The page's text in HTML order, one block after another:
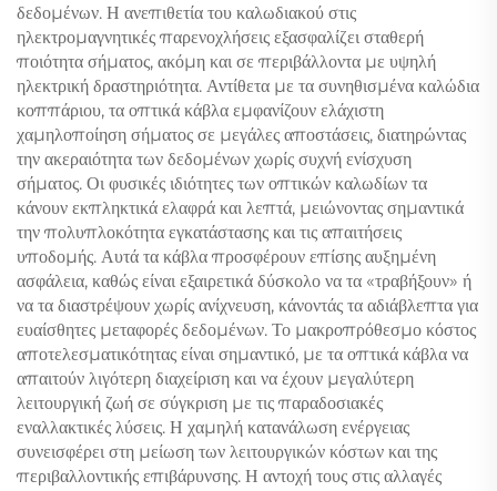
δεδομένων. Η ανεπιθετία του καλωδιακού στις
ηλεκτρομαγνητικές παρενοχλήσεις εξασφαλίζει σταθερή
ποιότητα σήματος, ακόμη και σε περιβάλλοντα με υψηλή
ηλεκτρική δραστηριότητα. Αντίθετα με τα συνηθισμένα καλώδια
κοππάριου, τα οπτικά κάβλα εμφανίζουν ελάχιστη
χαμηλοποίηση σήματος σε μεγάλες αποστάσεις, διατηρώντας
την ακεραιότητα των δεδομένων χωρίς συχνή ενίσχυση
σήματος. Οι φυσικές ιδιότητες των οπτικών καλωδίων τα
κάνουν εκπληκτικά ελαφρά και λεπτά, μειώνοντας σημαντικά
την πολυπλοκότητα εγκατάστασης και τις απαιτήσεις
υποδομής. Αυτά τα κάβλα προσφέρουν επίσης αυξημένη
ασφάλεια, καθώς είναι εξαιρετικά δύσκολο να τα «τραβήξουν» ή
να τα διαστρέψουν χωρίς ανίχνευση, κάνοντάς τα αδιάβλεπτα για
ευαίσθητες μεταφορές δεδομένων. Το μακροπρόθεσμο κόστος
αποτελεσματικότητας είναι σημαντικό, με τα οπτικά κάβλα να
απαιτούν λιγότερη διαχείριση και να έχουν μεγαλύτερη
λειτουργική ζωή σε σύγκριση με τις παραδοσιακές
εναλλακτικές λύσεις. Η χαμηλή κατανάλωση ενέργειας
συνεισφέρει στη μείωση των λειτουργικών κόστων και της
περιβαλλοντικής επιβάρυνσης. Η αντοχή τους στις αλλαγές